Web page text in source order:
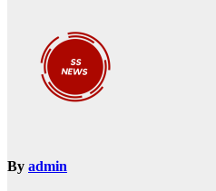
By admin